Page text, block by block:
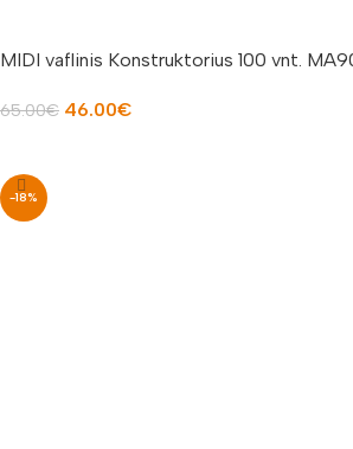
MIDI vaflinis Konstruktorius 100 vnt.
65.00€ 46.00€
-18%